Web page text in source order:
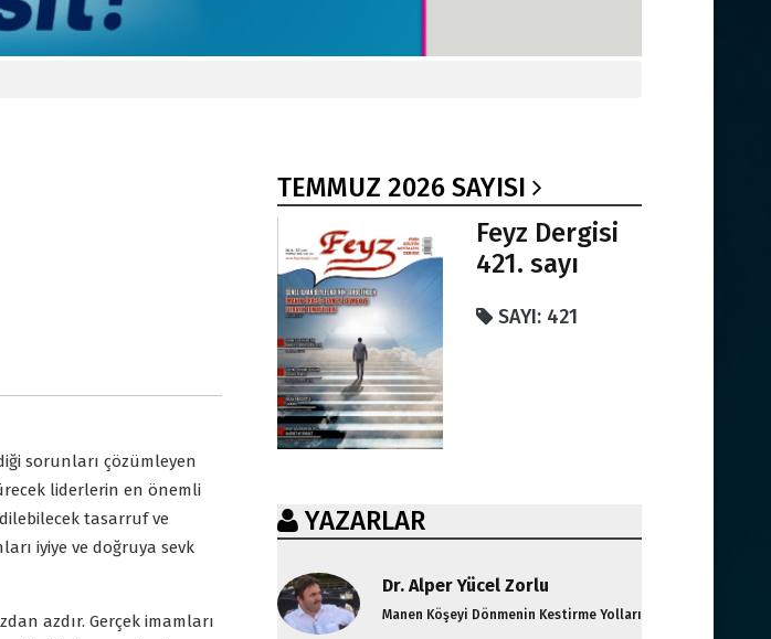
sorunları çözümleyen
liderlerin en önemli
tasarruf ve
iyiye ve doğruya sevk
azdır. Gerçek imamları
TEMMUZ 2026 SAYISI
Feyz Dergisi
421. sayı
SAYI: 421
YAZARLAR
Dr. Alper Yücel Zorlu
Manen Köşeyi Dönmenin Kestirme Yolları